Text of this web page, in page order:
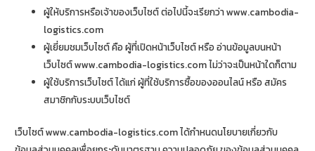
ผู้ให้บริการหรือเจ้าของเว็บไซต์ ต่อไปนี้จะเรียกว่า www.cambodia-
logistics.com
ผู้เยี่ยมชมเว็บไซต์ คือ ผู้ที่เปิดหน้าเว็บไซต์ หรือ อ่านข้อมูลบนหน้า
เว็บไซต์ www.cambodia-logistics.com ไม่ว่าจะเป็นหน้าใดก็ตาม
ผู้ใช้บริการเว็บไซต์ ได้แก่ ผู้ที่ใช้บริการซื้อของออนไลน์ หรือ สมัคร
สมาชิกกับระบบเว็บไซต์
เว็บไซต์ www.cambodia-logistics.com ได้กำหนดนโยบายเกี่ยวกับ